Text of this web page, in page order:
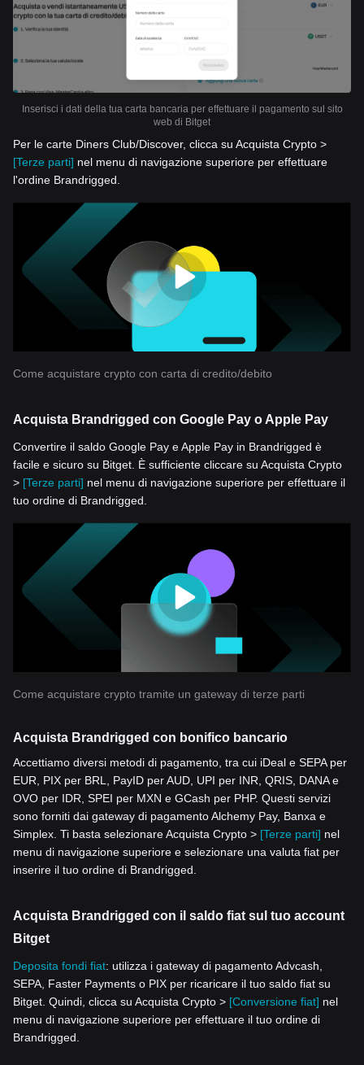
Inserisci i dati della tua carta bancaria per effettuare il pagamento sul sito
web di Bitget
Per le carte Diners Club/Discover, clicca su Acquista Crypto >
[Terze parti] nel menu di navigazione superiore per effettuare
l'ordine Brandrigged.
Come acquistare crypto con carta di credito/debito
Acquista Brandrigged con Google Pay o Apple Pay
Convertire il saldo Google Pay e Apple Pay in Brandrigged è
facile e sicuro su Bitget. È sufficiente cliccare su Acquista Crypto
> [Terze parti] nel menu di navigazione superiore per effettuare il
tuo ordine di Brandrigged.
Come acquistare crypto tramite un gateway di terze parti
Acquista Brandrigged con bonifico bancario
Accettiamo diversi metodi di pagamento, tra cui iDeal e SEPA per
EUR, PIX per BRL, PayID per AUD, UPI per INR, QRIS, DANA e
OVO per IDR, SPEI per MXN e GCash per PHP. Questi servizi
sono forniti dai gateway di pagamento Alchemy Pay, Banxa e
Simplex. Ti basta selezionare Acquista Crypto > [Terze parti] nel
menu di navigazione superiore e selezionare una valuta fiat per
inserire il tuo ordine di Brandrigged.
Acquista Brandrigged con il saldo fiat sul tuo account
Bitget
Deposita fondi fiat: utilizza i gateway di pagamento Advcash,
SEPA, Faster Payments o PIX per ricaricare il tuo saldo fiat su
Bitget. Quindi, clicca su Acquista Crypto > [Conversione fiat] nel
menu di navigazione superiore per effettuare il tuo ordine di
Brandrigged.